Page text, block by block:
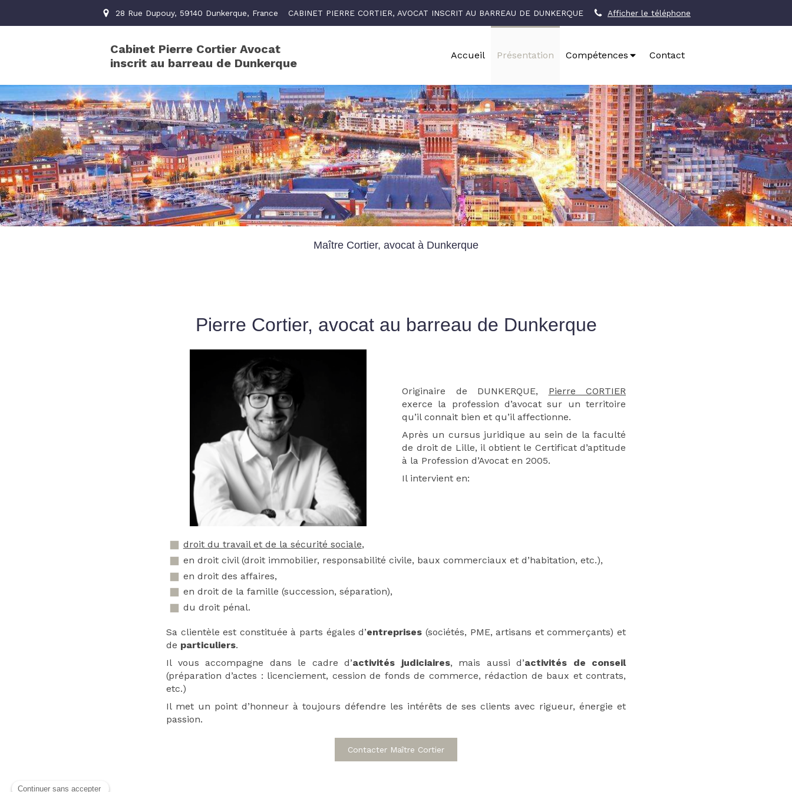
28 Rue Dupouy, 59140 Dunkerque, France CABINET PIERRE CORTIER, AVOCAT INSCRIT AU BARREAU DE DUNKERQUE Afficher le téléphone
Accueil Présentation Compétences Contact
Cabinet Pierre Cortier Avocat
inscrit au barreau de Dunkerque
Maître Cortier, avocat à Dunkerque
Pierre Cortier, avocat au barreau de Dunkerque
Originaire de DUNKERQUE, Pierre CORTIER
exerce la profession d’avocat sur un territoire
qu’il connait bien et qu’il affectionne.
Après un cursus juridique au sein de la faculté
de droit de Lille, il obtient le Certificat d’aptitude
à la Profession d’Avocat en 2005.
Il intervient en:
droit du travail et de la sécurité sociale,
en droit civil (droit immobilier, responsabilité civile, baux commerciaux et d’habitation, etc.),
en droit des affaires,
en droit de la famille (succession, séparation),
du droit pénal.
Sa clientèle est constituée à parts égales d’entreprises (sociétés, PME, artisans et commerçants) et
de particuliers.
Il vous accompagne dans le cadre d’activités judiciaires, mais aussi d’activités de conseil
(préparation d’actes : licenciement, cession de fonds de commerce, rédaction de baux et contrats,
etc.)
Il met un point d’honneur à toujours défendre les intérêts de ses clients avec rigueur, énergie et
passion.
Contacter Maître Cortier